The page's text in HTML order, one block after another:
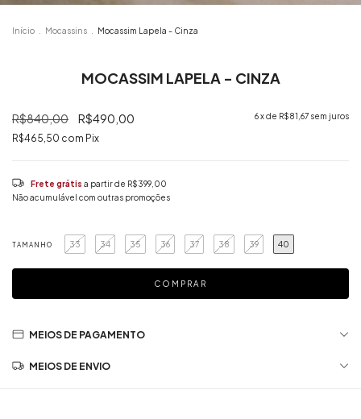
Início Mocassins Mocassim Lapela - Cinza
MOCASSIM LAPELA - CINZA
R$840,00 R$490,00 6x de R$81,67 sem juros
R$465,50 com Pix
Frete grátis a partir de R$399,00
Não acumulável com outras promoções
TAMANHO 33 34 35 36 37 38 39 40
MEIOS DE PAGAMENTO
MEIOS DE ENVIO